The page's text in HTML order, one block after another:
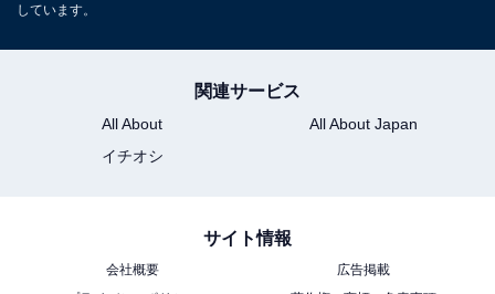
しています。
関連サービス
All About
All About Japan
イチオシ
サイト情報
会社概要
広告掲載